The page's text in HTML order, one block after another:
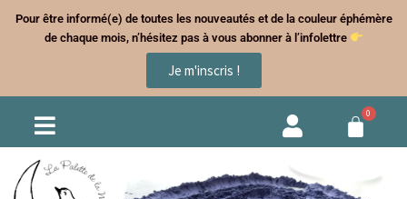
Pour être informé(e) de toutes les nouveautés et de la couleur éphémère
de chaque mois, n’hésitez pas à vous abonner à l’infolettre
Je m'inscris !